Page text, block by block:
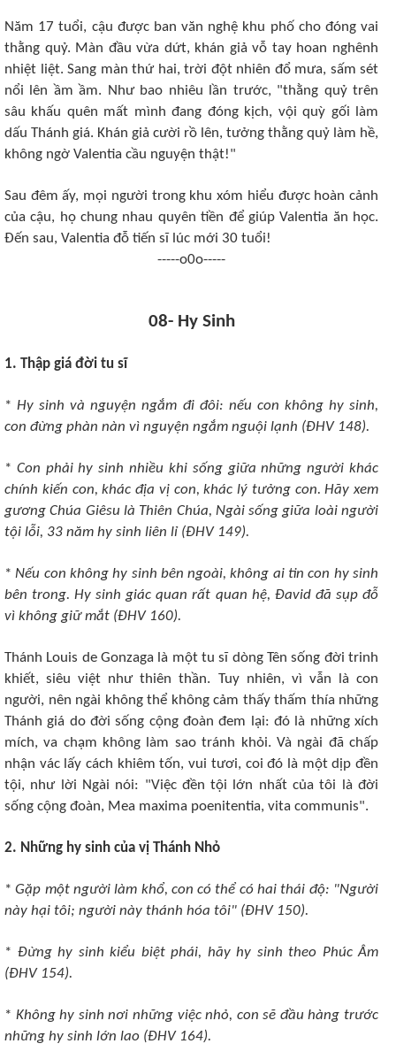
Năm 17 tuổi, cậu được ban văn nghệ khu phố cho đóng vai
thằng quỷ. Màn đầu vừa dứt, khán giả vỗ tay hoan nghênh
nhiệt liệt. Sang màn thứ hai, trời đột nhiên đổ mưa, sấm sét
nổi lên ầm ầm. Như bao nhiêu lần trước, "thằng quỷ trên
sâu khấu quên mất mình đang đóng kịch, vội quỳ gối làm
dấu Thánh giá. Khán giả cười rồ lên, tưởng thằng quỷ làm hề,
không ngờ Valentia cầu nguyện thật!"
Sau đêm ấy, mọi người trong khu xóm hiểu được hoàn cảnh
của cậu, họ chung nhau quyên tiền để giúp Valentia ăn học.
Ðến sau, Valentia đỗ tiến sĩ lúc mới 30 tuổi!
-----o0o-----
08- Hy Sinh
1. Thập giá đời tu sĩ
*Hy sinh và nguyện ngắm đi đôi: nếu con không hy sinh,
con đừng phàn nàn vì nguyện ngắm nguội lạnh (ÐHV 148).
* Con phải hy sinh nhiều khi sống giữa những người khác
chính kiến con, khác địa vị con, khác lý tưởng con. Hãy xem
gương Chúa Giêsu là Thiên Chúa, Ngài sống giữa loài người
tội lỗi, 33 năm hy sinh liên lỉ (ÐHV 149).
*Nếu con không hy sinh bên ngoài, không ai tin con hy sinh
bên trong. Hy sinh giác quan rất quan hệ, Ðavid đã sụp đỗ
vì không giữ mắt (ÐHV 160).
Thánh Louis de Gonzaga là một tu sĩ dòng Tên sống đời trinh
khiết, siêu việt như thiên thần. Tuy nhiên, vì vẫn là con
người, nên ngài không thể không cảm thấy thấm thía những
Thánh giá do đời sống cộng đoàn đem lại: đó là những xích
mích, va chạm không làm sao tránh khỏi. Và ngài đã chấp
nhận vác lấy cách khiêm tốn, vui tươi, coi đó là một dịp đền
tội, như lời Ngài nói: "Việc đền tội lớn nhất của tôi là đời
sống cộng đoàn, Mea maxima poenitentia, vita communis".
2. Những hy sinh của vị Thánh Nhỏ
*Gặp một người làm khổ, con có thể có hai thái độ: "Người
này hại tôi; người này thánh hóa tôi" (ÐHV 150).
* Ðừng hy sinh kiểu biệt phái, hãy hy sinh theo Phúc Âm
(ÐHV 154).
* Không hy sinh nơi những việc nhỏ, con sẽ đầu hàng trước
những hy sinh lớn lao (ÐHV 164).